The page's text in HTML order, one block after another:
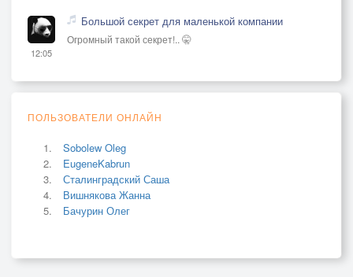
12:05
Большой секрет для маленькой компании
Огромный такой секрет!.. 🤫
ПОЛЬЗОВАТЕЛИ ОНЛАЙН
Sobolew Oleg
EugeneKabrun
Сталинградский Саша
Вишнякова Жанна
Бачурин Олег